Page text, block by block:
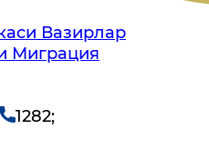
Вазирлар
Миграция
1282;